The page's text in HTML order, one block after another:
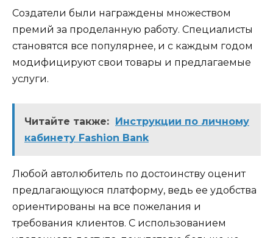
Создатели были награждены множеством
премий за проделанную работу. Специалисты
становятся все популярнее, и с каждым годом
модифицируют свои товары и предлагаемые
услуги.
Читайте также: Инструкции по личному
кабинету Fashion Bank
Любой автолюбитель по достоинству оценит
предлагающуюся платформу, ведь ее удобства
ориентированы на все пожелания и
требования клиентов. С использованием